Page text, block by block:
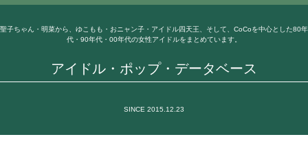
アイドル・ポップ・データベース
聖子ちゃん・明菜から、ゆこもも・おニャン子・アイドル四天王、そして、CoCoを中心とした80年
代・90年代・00年代の女性アイドルをまとめています。
SINCE 2015.12.23